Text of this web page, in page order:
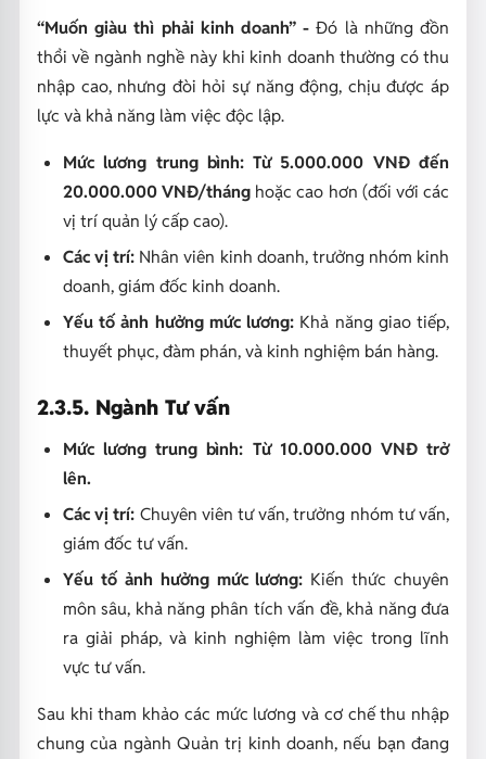
“Muốn giàu thì phải kinh doanh” - Đó là những đồn
thổi về ngành nghề này khi kinh doanh thường có thu
nhập cao, nhưng đòi hỏi sự năng động, chịu được áp
lực và khả năng làm việc độc lập.
Mức lương trung bình: Từ 5.000.000 VNĐ đến
20.000.000 VNĐ/tháng hoặc cao hơn (đối với các
vị trí quản lý cấp cao).
Các vị trí: Nhân viên kinh doanh, trưởng nhóm kinh
doanh, giám đốc kinh doanh.
Yếu tố ảnh hưởng mức lương: Khả năng giao tiếp,
thuyết phục, đàm phán, và kinh nghiệm bán hàng.
2.3.5. Ngành Tư vấn
Mức lương trung bình: Từ 10.000.000 VNĐ trở
lên.
Các vị trí: Chuyên viên tư vấn, trưởng nhóm tư vấn,
giám đốc tư vấn.
Yếu tố ảnh hưởng mức lương: Kiến thức chuyên
môn sâu, khả năng phân tích vấn đề, khả năng đưa
ra giải pháp, và kinh nghiệm làm việc trong lĩnh
vực tư vấn.
Sau khi tham khảo các mức lương và cơ chế thu nhập
chung của ngành Quản trị kinh doanh, nếu bạn đang